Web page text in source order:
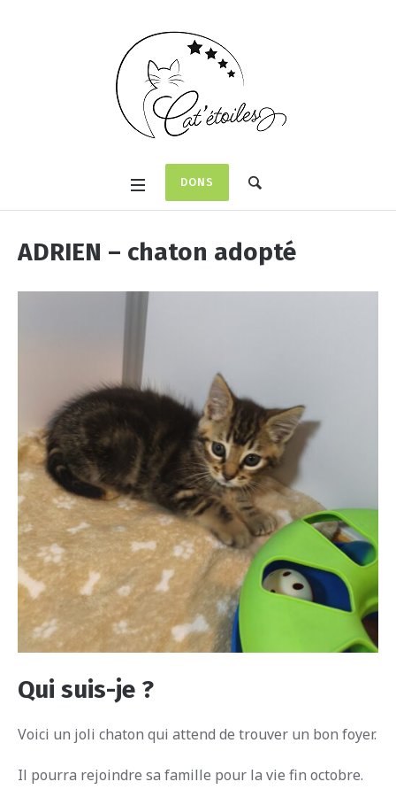
DONS
ADRIEN – chaton adopté
Qui suis-je ?
Voici un joli chaton qui attend de trouver un bon foyer.
Il pourra rejoindre sa famille pour la vie fin octobre.